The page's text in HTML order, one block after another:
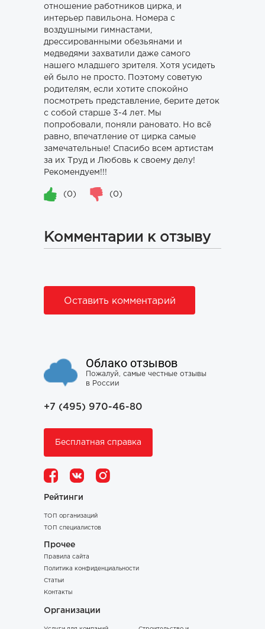
отношение работников цирка, и
интерьер павильона. Номера с
воздушными гимнастами,
дрессированными обезьянами и
медведями захватили даже самого
нашего младшего зрителя. Хотя усидеть
ей было не просто. Поэтому советую
родителям, если хотите спокойно
посмотреть представление, берите деток
с собой старше 3-4 лет. Мы
попробовали, поняли рановато. Но всё
равно, впечатление от цирка самые
замечательные! Спасибо всем артистам
за их Труд и Любовь к своему делу!
Рекомендуем!!!
(0) (0)
Комментарии к отзыву
Оставить комментарий
Облако отзывов
Пожалуй, самые честные отзывы
в России
+7 (495) 970-46-80
Бесплатная справка
Рейтинги
ТОП организаций
ТОП специалистов
Прочее
Правила сайта
Политика конфиденциальности
Статьи
Контакты
Организации